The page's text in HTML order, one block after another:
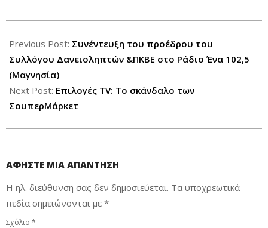
09-
23
Previous Post: Συνέντευξη του προέδρου του
Συλλόγου Δανειοληπτών &ΠΚΒΕ στο Ράδιο Ένα 102,5
(Μαγνησία)
Next Post: Επιλογές TV: Το σκάνδαλο των
ΣουπερΜάρκετ
ΑΦΉΣΤΕ ΜΙΑ ΑΠΆΝΤΗΣΗ
Η ηλ. διεύθυνση σας δεν δημοσιεύεται. Τα υποχρεωτικά
πεδία σημειώνονται με *
Σχόλιο *